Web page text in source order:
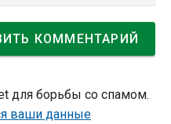
для борьбы со спамом.
ваши данные